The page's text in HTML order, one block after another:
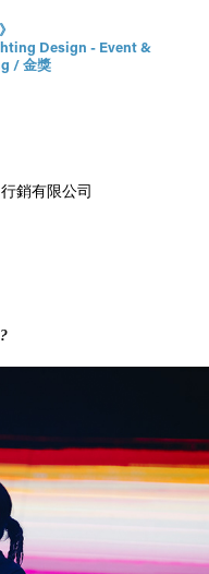
Design - Event &
/ 金獎
銷有限公司